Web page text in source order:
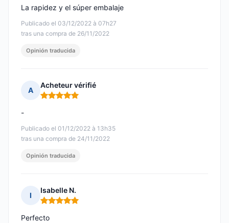
Publicado el 03/12/2022 à 07h27
tras una compra de 26/11/2022
La rapidez y el súper embalaje
Opinión traducida
A
Acheteur vérifié
Nota: 5 de 5
Publicado el 01/12/2022 à 13h35
tras una compra de 24/11/2022
-
Opinión traducida
I
Isabelle N.
Nota: 5 de 5
Perfecto